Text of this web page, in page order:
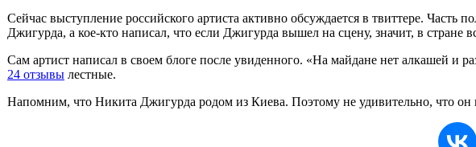
Сейчас выступление российского артиста активно обсуждается в твиттере.
Джигурда, а кое-кто написал, что если Джигурда вышел на сцену, значит, в стране
Сам артист написал в своем блоге после увиденного. «На майдане нет алкашей и
24 отзывы лестные.
Напомним, что Никита Джигурда родом из Киева. Поэтому не удивительно, что он